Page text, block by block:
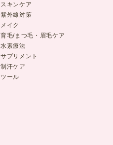
スキンケア
紫外線対策
メイク
育毛/まつ毛・眉毛ケア
水素療法
サプリメント
制汗ケア
ツール